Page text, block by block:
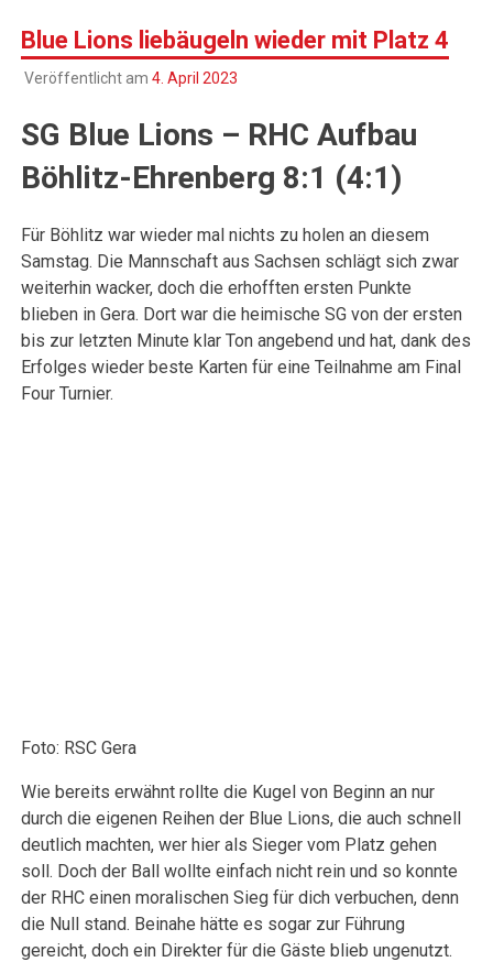
Blue Lions liebäugeln wieder mit Platz 4
Veröffentlicht am 4. April 2023
SG Blue Lions – RHC Aufbau
Böhlitz-Ehrenberg 8:1 (4:1)
Für Böhlitz war wieder mal nichts zu holen an diesem
Samstag. Die Mannschaft aus Sachsen schlägt sich zwar
weiterhin wacker, doch die erhofften ersten Punkte
blieben in Gera. Dort war die heimische SG von der ersten
bis zur letzten Minute klar Ton angebend und hat, dank des
Erfolges wieder beste Karten für eine Teilnahme am Final
Four Turnier.
Foto: RSC Gera
Wie bereits erwähnt rollte die Kugel von Beginn an nur
durch die eigenen Reihen der Blue Lions, die auch schnell
deutlich machten, wer hier als Sieger vom Platz gehen
soll. Doch der Ball wollte einfach nicht rein und so konnte
der RHC einen moralischen Sieg für dich verbuchen, denn
die Null stand. Beinahe hätte es sogar zur Führung
gereicht, doch ein Direkter für die Gäste blieb ungenutzt.